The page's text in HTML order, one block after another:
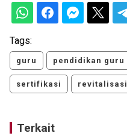
Tags:
guru pendidikan guru
sertifikasi revitalisasi
Terkait